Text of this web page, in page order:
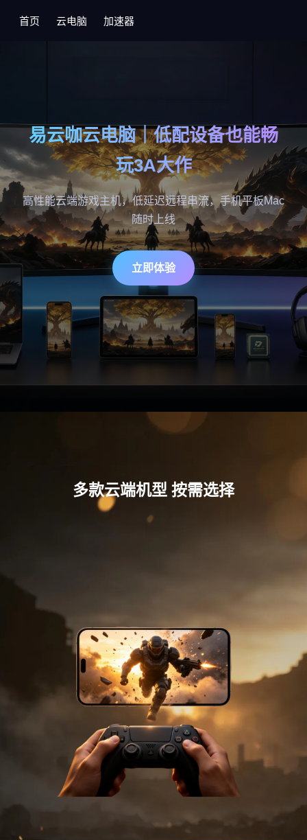
首页 云电脑 加速器
易云咖云电脑｜低配设备也能畅
玩3A大作
高性能云端游戏主机，低延迟远程串流，手机平板Mac
随时上线
立即体验
多款云端机型 按需选择